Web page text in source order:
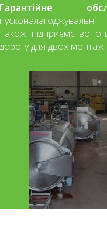
Гарантійне
Також підприємство
дорогу для двох